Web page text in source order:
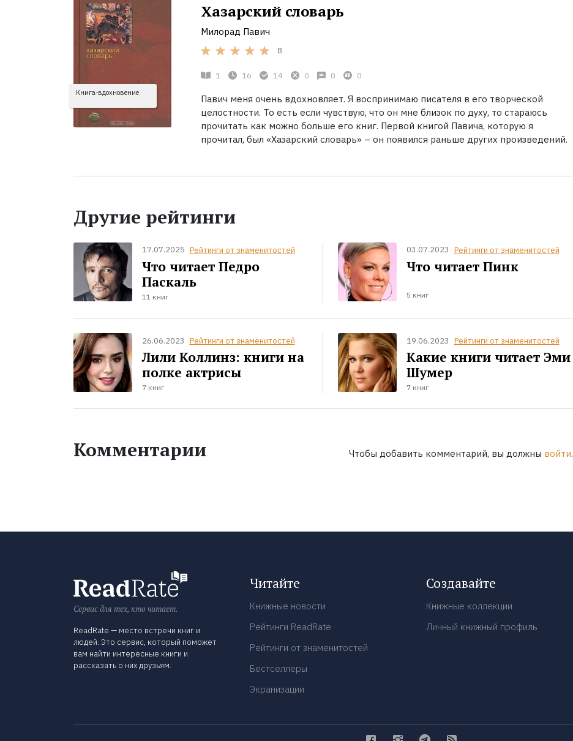
Книга-вдохновение
Хазарский словарь
Милорад Павич
8
1 16 14 0 0 0
Павич меня очень вдохновляет. Я воспринимаю писателя в его творческой
целостности. То есть если чувствую, что он мне близок по духу, то стараюсь
прочитать как можно больше его книг. Первой книгой Павича, которую я
прочитал, был «Хазарский словарь» – он появился раньше других произведений.
Другие рейтинги
17.07.2025 Рейтинги от знаменитостей
Что читает Педро
Паскаль
11 книг
03.07.2023 Рейтинги от знаменитостей
Что читает Пинк
5 книг
26.06.2023 Рейтинги от знаменитостей
Лили Коллинз: книги на
полке актрисы
7 книг
19.06.2023 Рейтинги от знаменитостей
Какие книги читает Эми
Шумер
7 книг
Комментарии Чтобы добавить комментарий, вы должны войти.
Сервис для тех, кто читает.
ReadRate — место встречи книг и
людей. Это сервис, который поможет
вам найти интересные книги и
рассказать о них друзьям.
Читайте
Книжные новости
Рейтинги ReadRate
Рейтинги от знаменитостей
Бестселлеры
Экранизации
Создавайте
Книжные коллекции
Личный книжный профиль